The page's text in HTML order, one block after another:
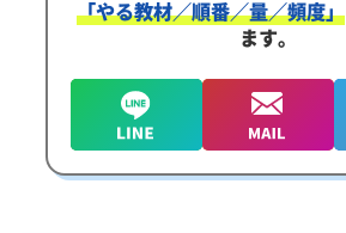
「やる教材／順番／量／頻度」
ます。